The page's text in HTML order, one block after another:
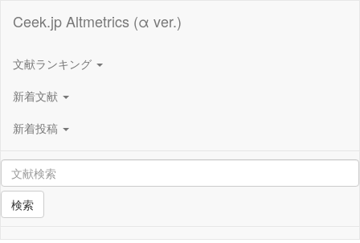
Ceek.jp Altmetrics (α ver.)
文献ランキング
新着文献
新着投稿
検索